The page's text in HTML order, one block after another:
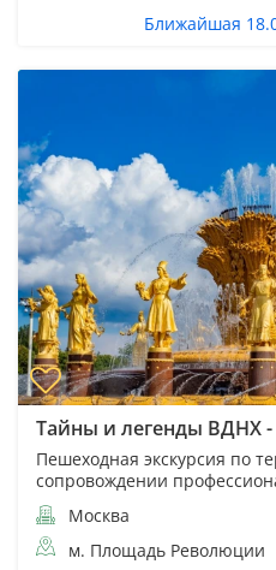
Ближайшая
Тайны и легенды ВДНХ -
Пешеходная экскурсия по
сопровождении
Москва
м. Площадь Революции